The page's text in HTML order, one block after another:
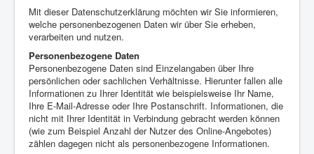
Mit dieser Datenschutzerklärung möchten wir Sie informieren,
welche personenbezogenen Daten wir über Sie erheben,
verarbeiten und nutzen.
Personenbezogene Daten
Personenbezogene Daten sind Einzelangaben über Ihre
persönlichen oder sachlichen Verhältnisse. Hierunter fallen alle
Informationen zu Ihrer Identität wie beispielsweise Ihr Name,
Ihre E-Mail-Adresse oder Ihre Postanschrift. Informationen, die
nicht mit Ihrer Identität in Verbindung gebracht werden können
(wie zum Beispiel Anzahl der Nutzer des Online-Angebotes)
zählen dagegen nicht als personenbezogene Informationen.